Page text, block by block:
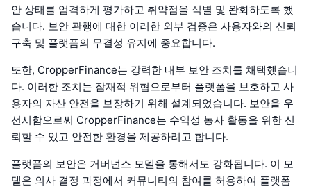
안 상태를 엄격하게 평가하고 취약점을 식별 및 완화하도록 했
습니다. 보안 관행에 대한 이러한 외부 검증은 사용자와의 신뢰
구축 및 플랫폼의 무결성 유지에 중요합니다.
또한, CropperFinance는 강력한 내부 보안 조치를 채택했습니
다. 이러한 조치는 잠재적 위협으로부터 플랫폼을 보호하고 사
용자의 자산 안전을 보장하기 위해 설계되었습니다. 보안을 우
선시함으로써 CropperFinance는 수익성 농사 활동을 위한 신
뢰할 수 있고 안전한 환경을 제공하려고 합니다.
플랫폼의 보안은 거버넌스 모델을 통해서도 강화됩니다. 이 모
델은 의사 결정 과정에서 커뮤니티의 참여를 허용하여 플랫폼